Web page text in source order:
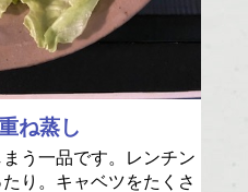
ね蒸し
う一品です。レンチン
り。キャベツをたくさ